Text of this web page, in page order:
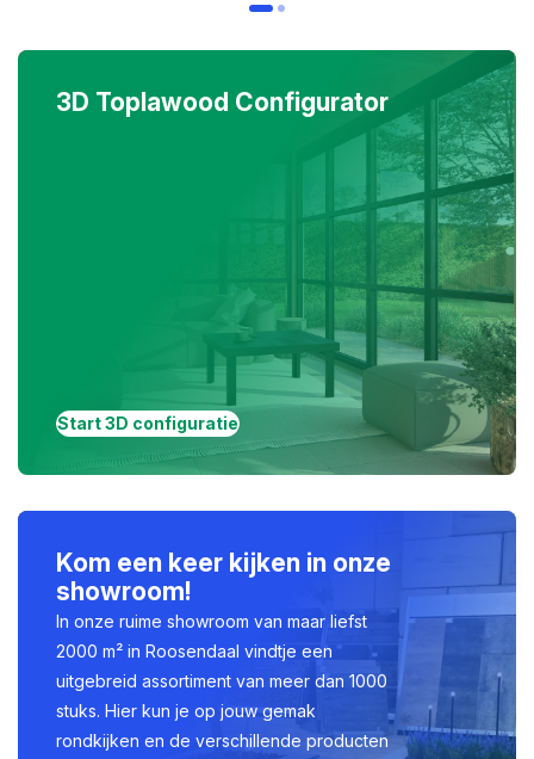
3D Toplawood Configurator
Start 3D configuratie
Kom een keer kijken in onze
showroom!
In onze ruime showroom van maar liefst
2000 m² in Roosendaal vindtje een
uitgebreid assortiment van meer dan 1000
stuks. Hier kun je op jouw gemak
rondkijken en de verschillende producten